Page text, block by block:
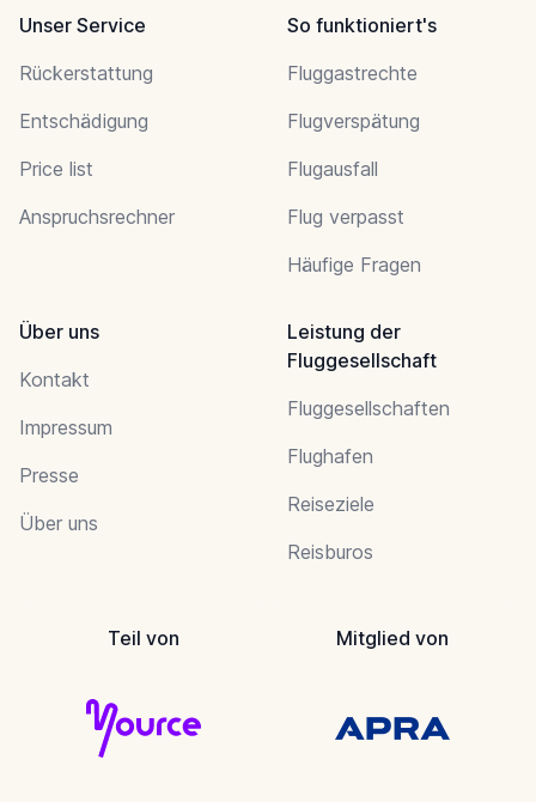
Unser Service
Rückerstattung
Entschädigung
Price list
Anspruchsrechner
So funktioniert's
Fluggastrechte
Flugverspätung
Flugausfall
Flug verpasst
Häufige Fragen
Über uns
Kontakt
Impressum
Presse
Über uns
Leistung der
Fluggesellschaft
Fluggesellschaften
Flughafen
Reiseziele
Reisburos
Teil von Mitglied von